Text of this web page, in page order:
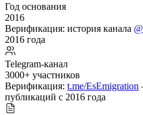
Год основания
2016
Верификация: история канала
2016 года
Telegram-канал
3000+ участников
Верификация: t.me/EsEmigration
публикаций с 2016 года